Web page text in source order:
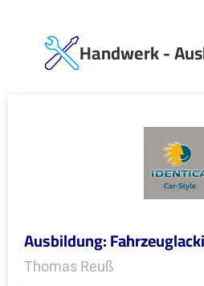
Handwerk -
Ausbildung:
Thomas Reuß